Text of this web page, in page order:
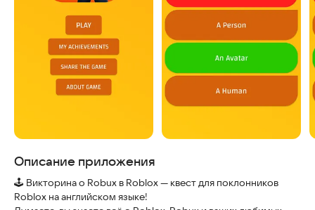
Описание приложения
🕹️ Викторина о Robux в Roblox — квест для поклонников
Roblox на английском языке!